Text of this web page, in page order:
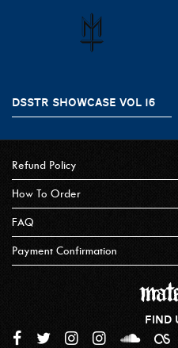
DSSTR SHOWCASE VOL 16
Refund Policy
How To Order
FAQ
Payment Confirmation
FIND